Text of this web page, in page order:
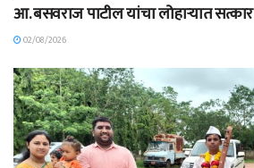
आ. बसवराज पाटील यांचा लोहाऱ्यात सत्कार
02/08/2026